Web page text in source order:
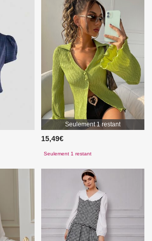
Seulement 1 restant
15,49€
Seulement 1 restant